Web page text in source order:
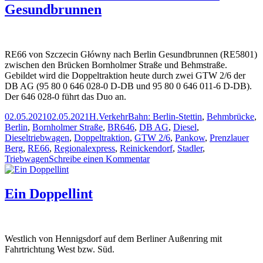
Gesundbrunnen
RE66 von Szczecin Główny nach Berlin Gesundbrunnen (RE5801)
zwischen den Brücken Bornholmer Straße und Behmstraße.
Gebildet wird die Doppeltraktion heute durch zwei GTW 2/6 der
DB AG (95 80 0 646 028-0 D-DB und 95 80 0 646 011-6 D-DB).
Der 646 028-0 führt das Duo an.
Veröffentlicht
am
02.05.202102.05.2021Autor
H.Kategorien
VerkehrSchlagwörter
Bahn: Berlin-Stettin, Behmbrücke,
Berlin, Bornholmer Straße, BR646, DB AG, Diesel,
Dieseltriebwagen, Doppeltraktion, GTW 2/6, Pankow, Prenzlauer
Berg, RE66, Regionalexpress, Reinickendorf, Stadler,
TriebwagenSchreibe einen Kommentarzu
Ein Doppellint
Westlich von Hennigsdorf auf dem Berliner Außenring mit
Fahrtrichtung West bzw. Süd.